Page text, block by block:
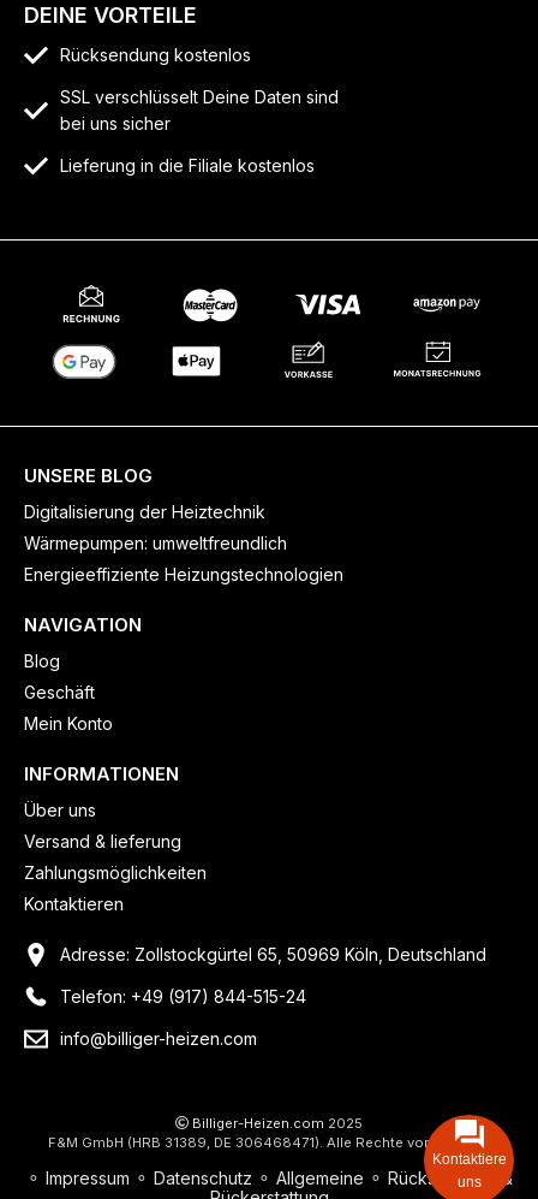
DEINE VORTEILE
Rücksendung kostenlos
SSL verschlüsselt Deine Daten sind
bei uns sicher
Lieferung in die Filiale kostenlos
UNSERE BLOG
Digitalisierung der Heiztechnik
Wärmepumpen: umweltfreundlich
Energieeffiziente Heizungstechnologien
NAVIGATION
Blog
Geschäft
Mein Konto
INFORMATIONEN
Über uns
Versand & lieferung
Zahlungsmöglichkeiten
Kontaktieren
Adresse: Zollstockgürtel 65, 50969 Köln, Deutschland
Telefon: +49 (917) 844-515-24
info@billiger-heizen.com
Billiger-Heizen.com 2025
F&M GmbH (HRB 31389, DE 306468471). Alle Rechte vorbehalten.
⚬ Impressum ⚬ Datenschutz ⚬ Allgemeine ⚬ Rücksendung &
Kontaktiere
uns